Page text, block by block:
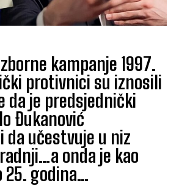
kampanje 1997.
protivnici su iznosili
da je predsjednički
Đukanović
da učestvuje u niz
onda je kao
25. godina…